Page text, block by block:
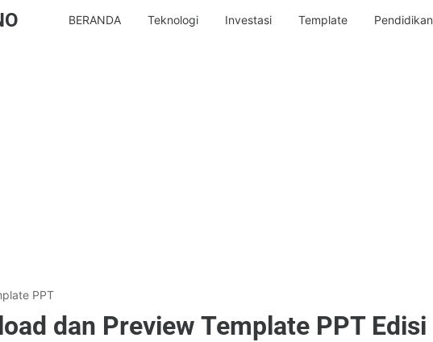
BERANDA Teknologi Investasi Template Pendidikan
PPT
dan Preview Template PPT Edisi